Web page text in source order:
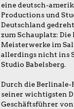
eine deutsch-
Productions und
Deutschland
zum Schauplatz:
Meisterwerke im
allerdings nicht ins
Studio Babelsberg.
Durch die Berlinale-
seiner wichtigsten
Geschäftsführer